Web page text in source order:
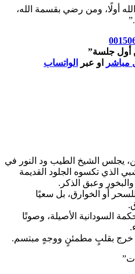
أولًا، ومن رضي بقسمة الله،
أول جلسة”
مباشر او عبر
الواتساب
يجلس الشيخ الطيب ود النور في
الذي تكسوه الجلود القديمة
وعبق الذكر.
للسحر أو الخوارق، بل سعيًا
السودانية الأصيلة، وصوتًا
خرج بقلبٍ مطمئنٍ ووجهٍ مبتسم.